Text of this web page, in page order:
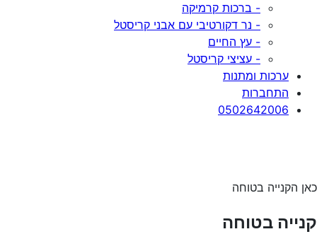
- ברכות קרמיקה
- נר דקורטיבי עם אבני קריסטל
- עץ החיים
- עציצי קריסטל
ערכות ומתנות
התחברות
0502642006
כאן הקנייה בטוחה
קנייה בטוחה